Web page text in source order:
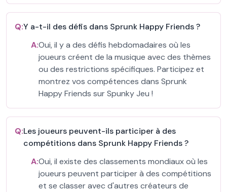
Q:Y a-t-il des défis dans Sprunk Happy Friends ?
A:Oui, il y a des défis hebdomadaires où les
joueurs créent de la musique avec des thèmes
ou des restrictions spécifiques. Participez et
montrez vos compétences dans Sprunk
Happy Friends sur Spunky Jeu !
Q:Les joueurs peuvent-ils participer à des
compétitions dans Sprunk Happy Friends ?
A:Oui, il existe des classements mondiaux où les
joueurs peuvent participer à des compétitions
et se classer avec d'autres créateurs de